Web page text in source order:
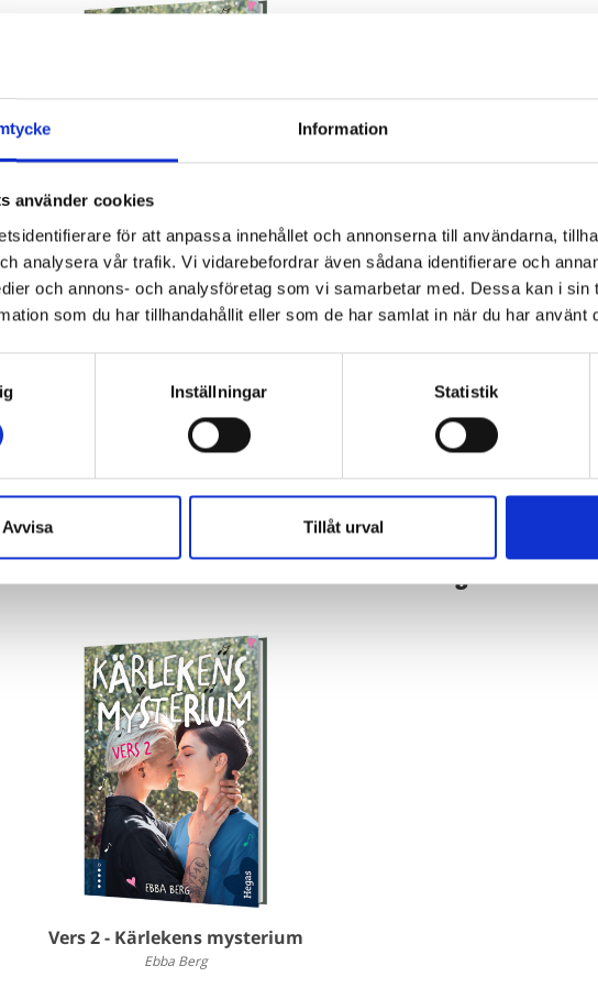
Information
använder cookies
för att anpassa innehållet och annonserna till användarna,
analysera vår trafik. Vi vidarebefordrar även sådana identifierare och
och annons- och analysföretag som vi samarbetar med. Dessa kan i sin
som du har tillhandahållit eller som de har samlat in när du har använt
Inställningar Statistik
Avvisa Tillåt urval
Vers 2 - Kärlekens mysterium
Ebba Berg
205 kr
Böcker inom samma kategori
Vers 2 - Kärlekens mysterium
Ebba Berg